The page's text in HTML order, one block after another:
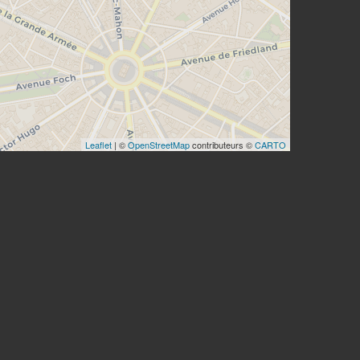
Leaflet| ©OpenStreetMapcontributeurs ©CARTO